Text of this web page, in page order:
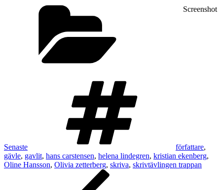
Screenshot
Senaste författare,
gävle, gavlit, hans carstensen, helena lindegren, kristian ekenberg,
Oline Hansson, Olivia zetterberg, skriva, skrivtävlingen trappan
Inläggsnavigering